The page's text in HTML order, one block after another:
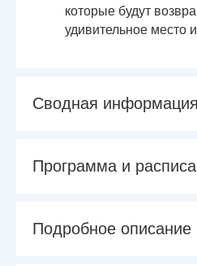
которые будут
удивительное место
Сводная информация
Программа и
Подробное описание